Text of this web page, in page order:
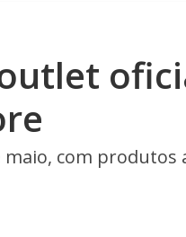
com produtos